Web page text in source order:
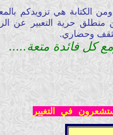
الكتابة هي تزويدكم
حرية التعبير عن
مثقف وحضاري.
كل فائدة متعة.....
في التغيير